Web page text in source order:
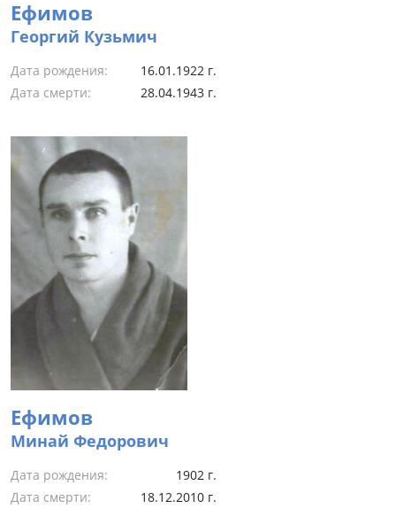
Ефимов
Георгий Кузьмич
Дата рождения:
16.01.1922 г.
Дата смерти:
28.04.1943 г.
Ефимов
Минай Федорович
Дата рождения:
1902 г.
Дата смерти:
18.12.2010 г.